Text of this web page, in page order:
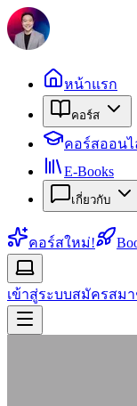
หน้าแรก
คอร์ส
คอร์สออน
E-Books
เกี่ยวกับ
คอร์สใหม่!
เข้าสู่ระบบสมัครสม